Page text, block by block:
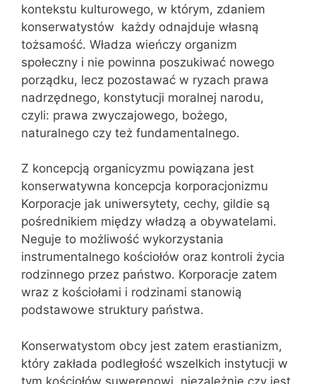
kontekstu kulturowego, w którym, zdaniem
konserwatystów każdy odnajduje własną
tożsamość. Władza wieńczy organizm
społeczny i nie powinna poszukiwać nowego
porządku, lecz pozostawać w ryzach prawa
nadrzędnego, konstytucji moralnej narodu,
czyli: prawa zwyczajowego, bożego,
naturalnego czy też fundamentalnego.
Z koncepcją organicyzmu powiązana jest
konserwatywna koncepcja korporacjonizmu
Korporacje jak uniwersytety, cechy, gildie są
pośrednikiem między władzą a obywatelami.
Neguje to możliwość wykorzystania
instrumentalnego kościołów oraz kontroli życia
rodzinnego przez państwo. Korporacje zatem
wraz z kościołami i rodzinami stanowią
podstawowe struktury państwa.
Konserwatystom obcy jest zatem erastianizm,
który zakłada podległość wszelkich instytucji w
tym kościołów suwerenowi, niezależnie czy jest